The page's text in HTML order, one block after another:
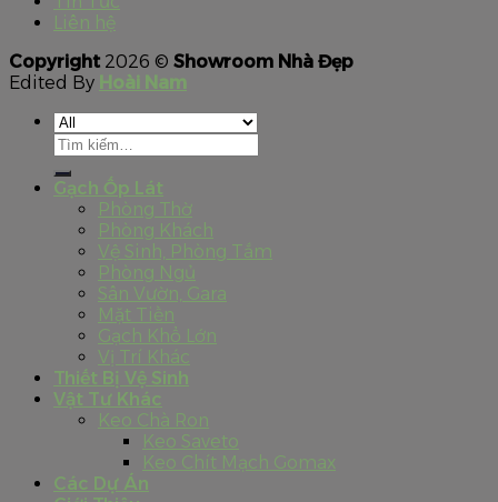
Liên hệ
Copyright 2026 © Showroom Nhà Đẹp
Edited By Hoài Nam
Tìm
Gạch Ốp Lát
Phòng Thờ
Phòng Khách
Vệ Sinh, Phòng Tắm
Phòng Ngủ
Sân Vườn, Gara
Mặt Tiền
Gạch Khổ Lớn
Vị Trí Khác
Thiết Bị Vệ Sinh
Vật Tư Khác
Keo Chà Ron
Keo Saveto
Keo Chít Mạch Gomax
Các Dự Án